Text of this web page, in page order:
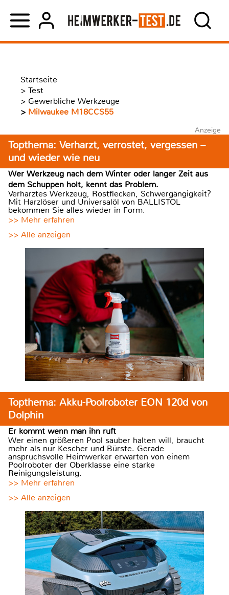
Startseite
> Test
> Gewerbliche Werkzeuge
> Milwaukee M18CCS55
Anzeige
Topthema: Verharzt, verrostet, vergessen –
und wieder wie neu
Wer Werkzeug nach dem Winter oder langer Zeit aus
dem Schuppen holt, kennt das Problem.
Verharztes Werkzeug, Rostflecken, Schwergängigkeit?
Mit Harzlöser und Universalöl von BALLISTOL
bekommen Sie alles wieder in Form.
>> Mehr erfahren
>> Alle anzeigen
Topthema: Akku-Poolroboter EON 120d von
Dolphin
Er kommt wenn man ihn ruft
Wer einen größeren Pool sauber halten will, braucht
mehr als nur Kescher und Bürste. Gerade
anspruchsvolle Heimwerker erwarten von einem
Poolroboter der Oberklasse eine starke
Reinigungsleistung.
>> Mehr erfahren
>> Alle anzeigen